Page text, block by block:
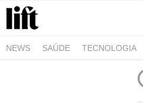
NEWS SAÚDE TECNOLOGIA
NEGÓCIOS